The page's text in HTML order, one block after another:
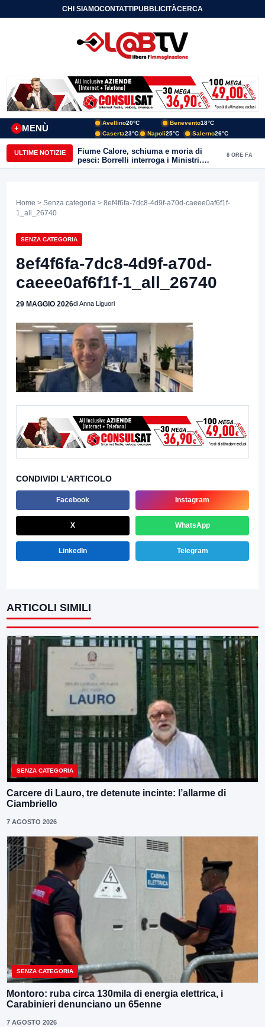
CHI SIAMOCONTATTIPUBBLICITÀCERCA
MENÙ
+
Avellino20°C Benevento18°C
Caserta23°C Napoli25°C Salerno26°C
ULTIME NOTIZIE
Fiume Calore, schiuma e moria di
pesci: Borrelli interroga i Ministri.
“Benevento paga l’assenza del
8 ORE FA
Home > Senza categoria > 8ef4f6fa-7dc8-4d9f-a70d-caeee0af6f1f-
1_all_26740
SENZA CATEGORIA
8ef4f6fa-7dc8-4d9f-a70d-
caeee0af6f1f-1_all_26740
29 MAGGIO 2026di Anna Liguori
CONDIVIDI L'ARTICOLO
Facebook Instagram
X WhatsApp
LinkedIn Telegram
ARTICOLI SIMILI
SENZA CATEGORIA
Carcere di Lauro, tre detenute incinte: l’allarme di
Ciambriello
7 AGOSTO 2026
SENZA CATEGORIA
Montoro: ruba circa 130mila di energia elettrica, i
Carabinieri denunciano un 65enne
7 AGOSTO 2026